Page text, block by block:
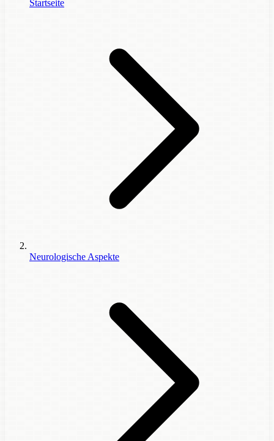
Startseite
Neurologische Aspekte